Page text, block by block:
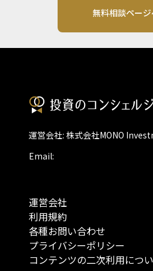
無料相談ペー
運営会社: 株式会社MONO
Email:
運営会社
利用規約
各種お問い合わせ
プライバシーポリシー
コンテンツの二次利用につ